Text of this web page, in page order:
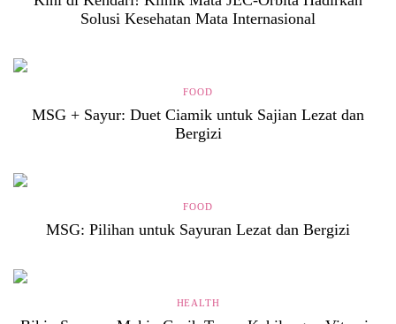
Solusi Kesehatan Mata Internasional
FOOD
MSG + Sayur: Duet Ciamik untuk Sajian Lezat dan
Bergizi
FOOD
MSG: Pilihan untuk Sayuran Lezat dan Bergizi
HEALTH